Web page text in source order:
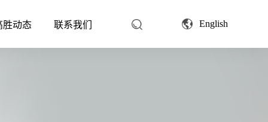
胜动态 联系我们 English